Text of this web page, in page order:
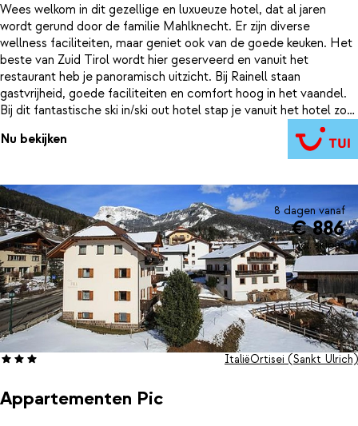
Wees welkom in dit gezellige en luxueuze hotel, dat al jaren
wordt gerund door de familie Mahlknecht. Er zijn diverse
wellness faciliteiten, maar geniet ook van de goede keuken. Het
beste van Zuid Tirol wordt hier geserveerd en vanuit het
restaurant heb je panoramisch uitzicht. Bij Rainell staan
gastvrijheid, goede faciliteiten en comfort hoog in het vaandel.
Bij dit fantastische ski in/ski out hotel stap je vanuit het hotel zo
op de piste en na een lange dag skien zo in de wellness. Dat is
genieten!
Nu bekijken
8 dagen vanaf
€ 886
incl. skipas
Appartementen Pic
ItaliëOrtisei (Sankt Ulrich)